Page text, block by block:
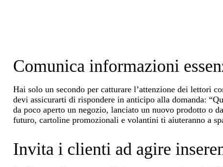
Comunica informazioni
Hai solo un secondo per catturare l’attenzione dei lettori
devi assicurarti di rispondere in anticipo alla domanda:
da poco aperto un negozio, lanciato un nuovo prodotto o
futuro, cartoline promozionali e volantini ti aiuteranno a
Invita i clienti ad agire